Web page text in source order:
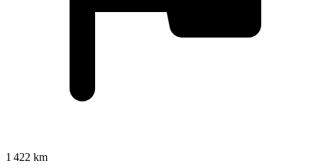
1 422 km